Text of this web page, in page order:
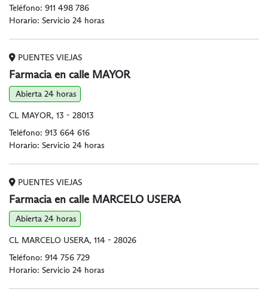
Teléfono: 911 498 786
Horario: Servicio 24 horas
PUENTES VIEJAS
Farmacia en calle MAYOR
Abierta 24 horas
CL MAYOR, 13 - 28013
Teléfono: 913 664 616
Horario: Servicio 24 horas
PUENTES VIEJAS
Farmacia en calle MARCELO USERA
Abierta 24 horas
CL MARCELO USERA, 114 - 28026
Teléfono: 914 756 729
Horario: Servicio 24 horas